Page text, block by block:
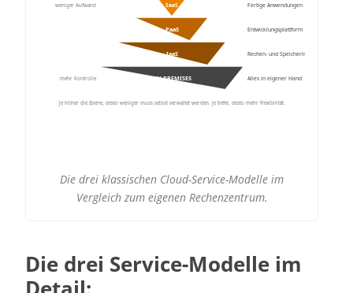
SaaS
PaaS
IaaS
ON-PREMISES
Fertige Anwendungen
Entwicklungsplattform
Rechen- und Speicherinfrastruktur
Alles in eigener Hand
weniger Aufwand
mehr Kontrolle
Je höher die Ebene, desto weniger muss selbst verwaltet werden. Je tiefer, desto mehr Flexibilität.
Die drei klassischen Cloud-Service-Modelle im
Vergleich zum eigenen Rechenzentrum.
Die drei Service-Modelle im